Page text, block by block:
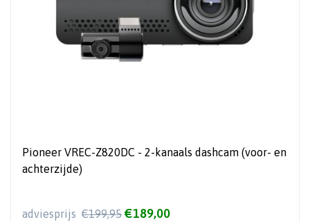
Pioneer VREC-Z820DC - 2-kanaals dashcam (voor- en
achterzijde)
adviesprijs €199,95 €189,00